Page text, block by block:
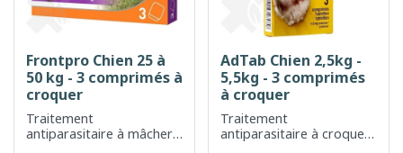
Frontpro Chien 25 à
50 kg - 3 comprimés à
croquer
Traitement
antiparasitaire à mâcher
AdTab Chien 2,5kg -
5,5kg - 3 comprimés
à croquer
Traitement
antiparasitaire à croquer